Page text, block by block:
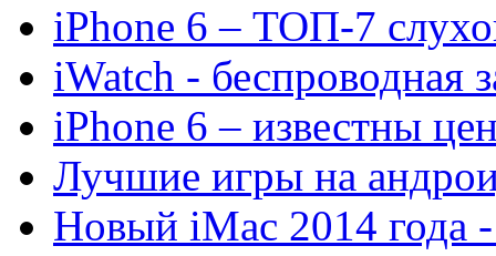
iPhone 6 – ТОП-7
iWatch - беспроводная
iPhone 6 – известны
Лучшие игры на
Новый iMac 2014 года -